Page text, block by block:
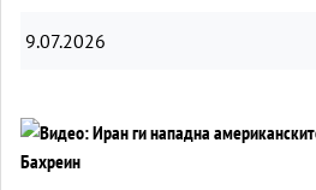
9.07.2026